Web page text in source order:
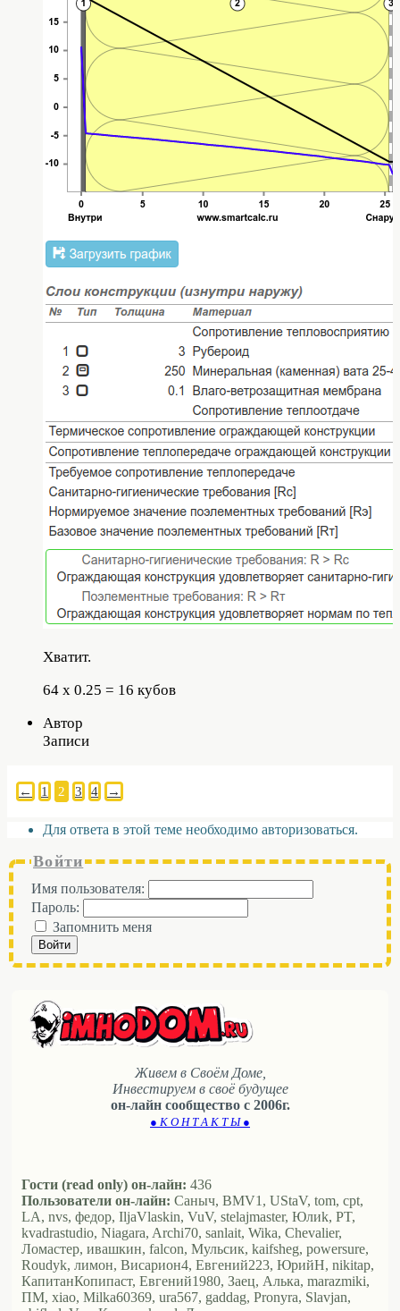
Хватит.
64 х 0.25 = 16 кубов
Автор
Записи
← 1 2 3 4 →
Для ответа в этой теме необходимо авторизоваться.
Войти
Имя пользователя:
Пароль:
Запомнить меня
Войти
Живем в Своём Доме,
Инвестируем в своё будущее
он-лайн сообщество с 2006г.
● К О Н Т А К Т Ы ●
Гости (read only) он-лайн: 436
Пользователи он-лайн: Саныч, BMV1, UStaV, tom, cpt,
LA, nvs, федор, IljaVlaskin, VuV, stelajmaster, Юлиk, PT,
kvadrastudio, Niagara, Archi70, sanlait, Wika, Chevalier,
Ломастер, ивашкин, falcon, Мульсик, kaifsheg, powersure,
Roudyk, лимон, Висариoн4, Евгений223, ЮрийН, nikitap,
КапитанКопипаст, Евгений1980, Заец, Алька, marazmiki,
ПМ, xiao, Milka60369, ura567, gaddag, Pronyra, Slavjan,